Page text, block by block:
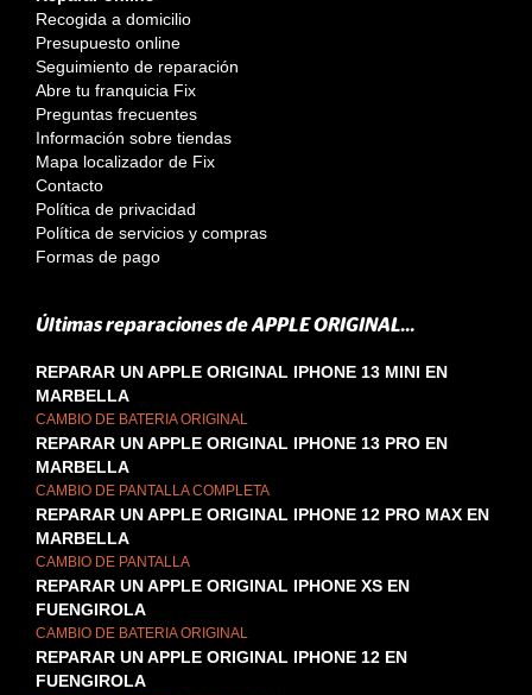
Recogida a domicilio
Presupuesto online
Seguimiento de reparación
Abre tu franquicia Fix
Preguntas frecuentes
Información sobre tiendas
Mapa localizador de Fix
Contacto
Política de privacidad
Política de servicios y compras
Formas de pago
Últimas reparaciones de APPLE ORIGINAL...
REPARAR UN APPLE ORIGINAL IPHONE 13 MINI EN
MARBELLA
CAMBIO DE BATERIA ORIGINAL
REPARAR UN APPLE ORIGINAL IPHONE 13 PRO EN
MARBELLA
CAMBIO DE PANTALLA COMPLETA
REPARAR UN APPLE ORIGINAL IPHONE 12 PRO MAX EN
MARBELLA
CAMBIO DE PANTALLA
REPARAR UN APPLE ORIGINAL IPHONE XS EN
FUENGIROLA
CAMBIO DE BATERIA ORIGINAL
REPARAR UN APPLE ORIGINAL IPHONE 12 EN
FUENGIROLA